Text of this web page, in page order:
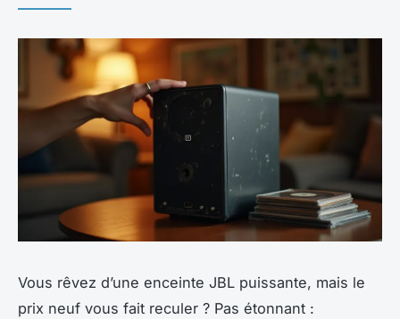
Vous rêvez d’une enceinte JBL puissante, mais le
prix neuf vous fait reculer ? Pas étonnant :